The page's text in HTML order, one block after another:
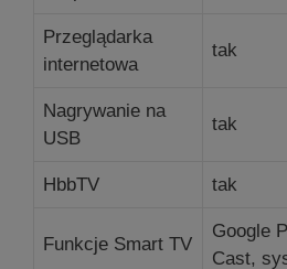
Przeglądarka
internetowa
tak
Nagrywanie na
USB
tak
HbbTV tak
Funkcje Smart TV
Google
Cast,